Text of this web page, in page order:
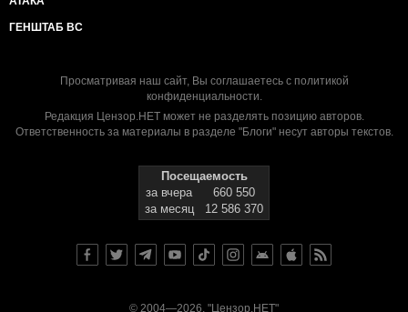
ГЕНШТАБ ВС
Просматривая наш сайт, Вы соглашаетесь с политикой
конфиденциальности.
Редакция Цензор.НЕТ может не разделять позицию авторов.
Ответственность за материалы в разделе "Блоги" несут авторы текстов.
Посещаемость
за вчера
660 550
за месяц
12 586 370
© 2004—2026, "Цензор.НЕТ"